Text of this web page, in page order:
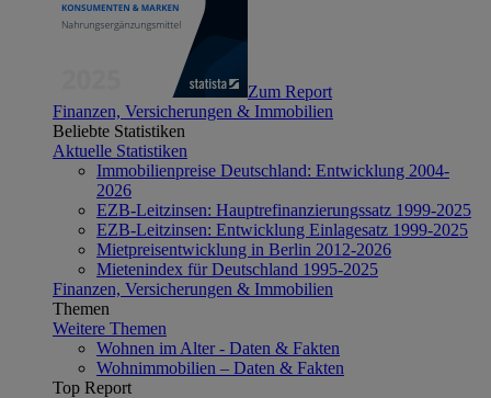
Zum Report
Finanzen, Versicherungen & Immobilien
Beliebte Statistiken
Aktuelle Statistiken
Immobilienpreise Deutschland: Entwicklung 2004-
2026
EZB-Leitzinsen: Hauptrefinanzierungssatz 1999-2025
EZB-Leitzinsen: Entwicklung Einlagesatz 1999-2025
Mietpreisentwicklung in Berlin 2012-2026
Mietenindex für Deutschland 1995-2025
Finanzen, Versicherungen & Immobilien
Themen
Weitere Themen
Wohnen im Alter - Daten & Fakten
Wohnimmobilien – Daten & Fakten
Top Report